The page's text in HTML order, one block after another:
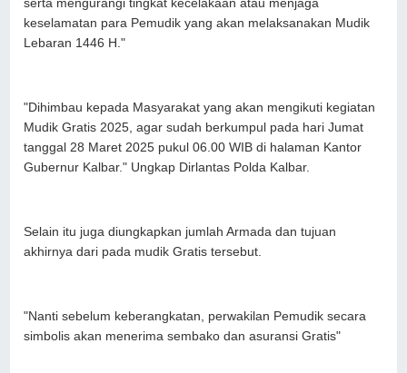
serta mengurangi tingkat kecelakaan atau menjaga
keselamatan para Pemudik yang akan melaksanakan Mudik
Lebaran 1446 H."
"Dihimbau kepada Masyarakat yang akan mengikuti kegiatan
Mudik Gratis 2025, agar sudah berkumpul pada hari Jumat
tanggal 28 Maret 2025 pukul 06.00 WIB di halaman Kantor
Gubernur Kalbar." Ungkap Dirlantas Polda Kalbar.
Selain itu juga diungkapkan jumlah Armada dan tujuan
akhirnya dari pada mudik Gratis tersebut.
"Nanti sebelum keberangkatan, perwakilan Pemudik secara
simbolis akan menerima sembako dan asuransi Gratis"